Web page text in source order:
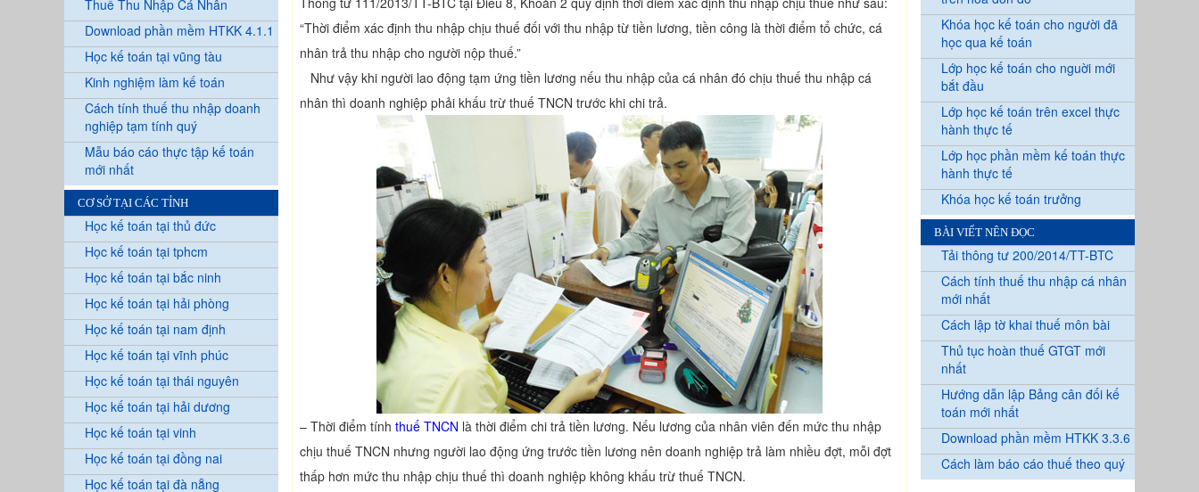
Thuế Thu Nhập Cá Nhân
Download phần mềm HTKK 4.1.1
Học kế toán tại vũng tàu
Kinh nghiệm làm kế toán
Cách tính thuế thu nhập doanh
nghiệp tạm tính quý
Mẫu báo cáo thực tập kế toán
mới nhất
CƠ SỞ TẠI CÁC TỈNH
Học kế toán tại thủ đức
Học kế toán tại tphcm
Học kế toán tại bắc ninh
Học kế toán tại hải phòng
Học kế toán tại nam định
Học kế toán tại vĩnh phúc
Học kế toán tại thái nguyên
Học kế toán tại hải dương
Học kế toán tại vinh
Học kế toán tại đồng nai
Học kế toán tại đà nẵng
“Thời điểm xác định thu nhập chịu thuế đối với thu nhập từ tiền lương, tiền công là thời điểm tổ chức, cá
nhân trả thu nhập cho người nộp thuế.”
Như vậy khi người lao động tạm ứng tiền lương nếu thu nhập của cá nhân đó chịu thuế thu nhập cá
nhân thì doanh nghiệp phải khấu trừ thuế TNCN trước khi chi trả.
– Thời điểm tính thuế TNCN là thời điểm chi trả tiền lương. Nếu lương của nhân viên đến mức thu nhập
chịu thuế TNCN nhưng người lao động ứng trước tiền lương nên doanh nghiệp trả làm nhiều đợt, mỗi đợt
thấp hơn mức thu nhập chịu thuế thì doanh nghiệp không khấu trừ thuế TNCN.
Khóa học kế toán cho người đã
học qua kế toán
Lớp học kế toán cho nguời mới
bắt đầu
Lớp học kế toán trên excel thực
hành thực tế
Lớp học phần mềm kế toán thực
hành thực tế
Khóa học kế toán trưởng
BÀI VIẾT NÊN ĐỌC
Tải thông tư 200/2014/TT-BTC
Cách tính thuế thu nhập cá nhân
mới nhất
Cách lập tờ khai thuế môn bài
Thủ tục hoàn thuế GTGT mới
nhất
Hướng dẫn lập Bảng cân đối kế
toán mới nhất
Download phần mềm HTKK 3.3.6
Cách làm báo cáo thuế theo quý